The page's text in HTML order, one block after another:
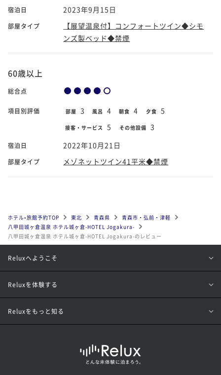
宿泊日 2023年9月15日
部屋タイプ
【展望温泉付】コンフォートツイン◆シモ
ンズ製ベッド◆禁煙
60歳以上
総合点
項目別評価 部屋 3 風呂 4 朝食 4 夕食 5
接客・サービス 5 その他設備 3
宿泊日 2022年10月21日
部屋タイプ メゾネットツイン41平米◆禁煙
ホテル•旅館予約TOP 東北 青森県
青森市・弘前・津軽
八甲田城ヶ倉温泉 ホテル城ヶ倉-HOTEL Jogakura-
八甲田城ヶ倉温泉 ホテル城ヶ倉-HOTEL Jogakura-のレビュー
Reluxへようこそ
Reluxを体験する
Reluxをもっと知る